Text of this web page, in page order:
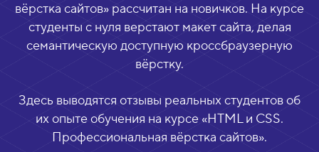
вёрстка сайтов» рассчитан на новичков. На курсе
студенты с нуля верстают макет сайта, делая
семантическую доступную кроссбраузерную
вёрстку.
Здесь выводятся отзывы реальных студентов об
их опыте обучения на курсе «HTML и CSS.
Профессиональная вёрстка сайтов».